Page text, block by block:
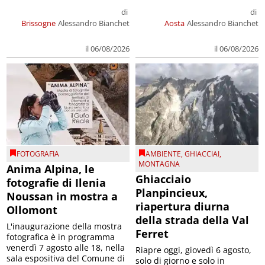
Brissogne
di
Alessandro Bianchet
il 06/08/2026
Aosta
di
Alessandro Bianchet
il 06/08/2026
FOTOGRAFIA
Anima Alpina, le
fotografie di Ilenia
Noussan in mostra a
Ollomont
L'inaugurazione della mostra
fotografica è in programma
venerdì 7 agosto alle 18, nella
sala espositiva del Comune di
AMBIENTE,GHIACCIAI,
MONTAGNA
Ghiacciaio
Planpincieux,
riapertura diurna
della strada della Val
Ferret
Riapre oggi, giovedì 6 agosto,
solo di giorno e solo in